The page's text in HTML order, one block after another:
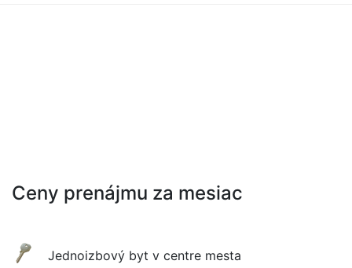
Ceny prenájmu za mesiac
Jednoizbový byt v centre mesta